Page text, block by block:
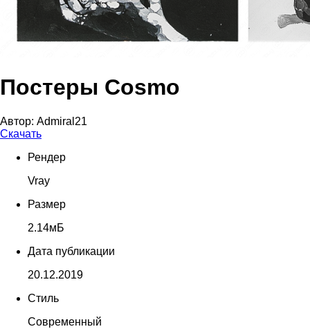
Постеры Cosmo
Автор: Admiral21
Скачать
Рендер
Vray
Размер
2.14мБ
Дата публикации
20.12.2019
Стиль
Современный